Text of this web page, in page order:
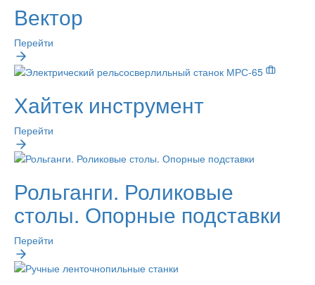
Вектор
Перейти
Хайтек инструмент
Перейти
Рольганги. Роликовые
столы. Опорные подставки
Перейти